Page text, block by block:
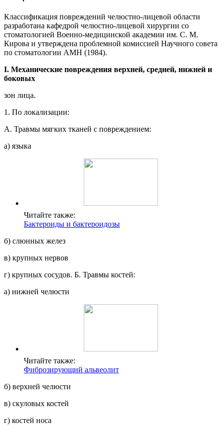
Классификация повреждений челюстно-лицевой области
разработана кафедрой челюстно-лицевой хирургии со
стоматологией Военно-медицинской академии им. С. М.
Кирова и утверждена проблемной комиссией Научного совета
по стоматологии АМН (1984).
I. Механические повреждения верхней, средней, нижней и
боковых
зон лица.
1. По локализации:
А. Травмы мягких тканей с повреждением:
а) языка
Читайте также:
Бактероиды и бактероидозы
б) слюнных желез
в) крупных нервов
г) крупных сосудов. Б. Травмы костей:
а) нижней челюсти
Читайте также:
Фиброзирующий альвеолит
б) верхней челюсти
в) скуловых костей
г) костей носа